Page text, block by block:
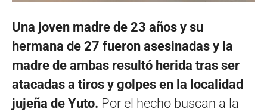
Una joven madre de 23 años y su
hermana de 27 fueron asesinadas y la
madre de ambas resultó herida tras ser
atacadas a tiros y golpes en la localidad
jujeña de Yuto. Por el hecho buscan a la